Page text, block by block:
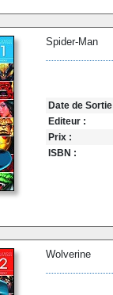
Spider-Man
Date de
Editeur :
Prix :
ISBN :
Wolverine